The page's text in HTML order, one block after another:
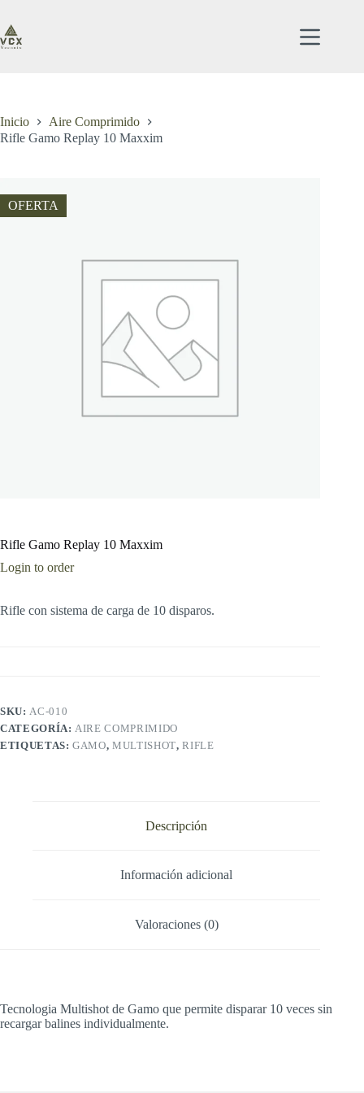
contenido
Inicio
Aire Comprimido
Rifle Gamo Replay 10 Maxxim
OFERTA
Rifle Gamo Replay 10 Maxxim
Login to order
Rifle con sistema de carga de 10 disparos.
SKU: AC-010
CATEGORÍA: AIRE COMPRIMIDO
ETIQUETAS:GAMO,MULTISHOT,RIFLE
Descripción
Información adicional
Valoraciones (0)
Tecnologia Multishot de Gamo que permite disparar 10 veces sin
recargar balines individualmente.